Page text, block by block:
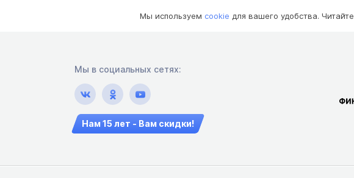
Мы используем cookie для вашего удобства. Читайте
Мы в социальных сетях:
Нам 15 лет - Вам скидки!